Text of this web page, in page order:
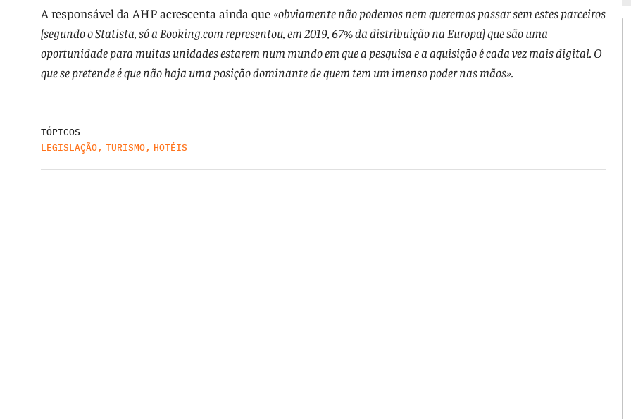
A responsável da AHP acrescenta ainda que «obviamente não podemos nem queremos passar sem estes parceiros
[segundo o Statista, só a Booking.com representou, em 2019, 67% da distribuição na Europa] que são uma
oportunidade para muitas unidades estarem num mundo em que a pesquisa e a aquisição é cada vez mais digital. O
que se pretende é que não haja uma posição dominante de quem tem um imenso poder nas mãos».
TÓPICOS
LEGISLAÇÃO, TURISMO, HOTÉIS